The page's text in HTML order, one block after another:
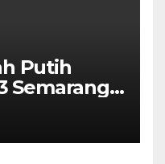
Putih
Semarang,
Desa
RI